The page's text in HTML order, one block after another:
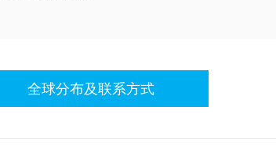
全球分布及联系方式